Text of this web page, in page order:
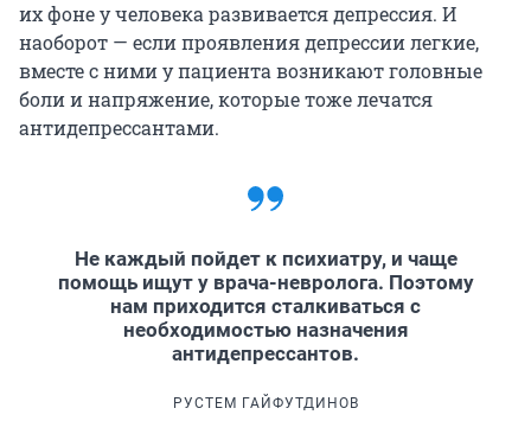
их фоне у человека развивается депрессия. И
наоборот — если проявления депрессии легкие,
вместе с ними у пациента возникают головные
боли и напряжение, которые тоже лечатся
антидепрессантами.
Не каждый пойдет к психиатру, и чаще
помощь ищут у врача-невролога. Поэтому
нам приходится сталкиваться с
необходимостью назначения
антидепрессантов.
РУСТЕМ ГАЙФУТДИНОВ